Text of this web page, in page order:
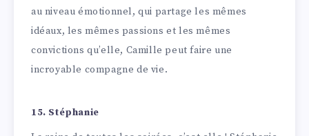
au niveau émotionnel, qui partage les mêmes
idéaux, les mêmes passions et les mêmes
convictions qu’elle, Camille peut faire une
incroyable compagne de vie.
15. Stéphanie